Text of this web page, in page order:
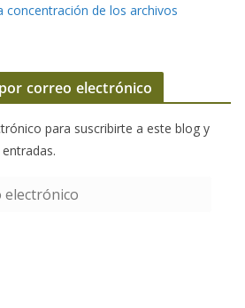
concentración de los archivos
correo electrónico
para suscribirte a este blog y